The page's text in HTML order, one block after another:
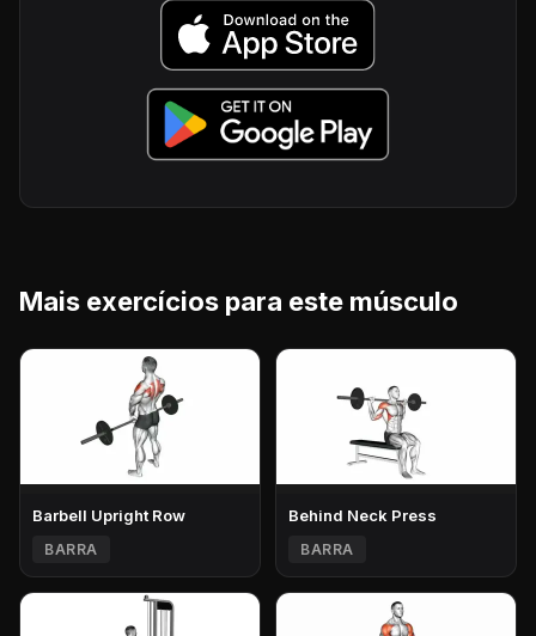
Mais exercícios para este músculo
Barbell Upright Row
BARRA
Behind Neck Press
BARRA